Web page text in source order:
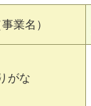
業名）
がな